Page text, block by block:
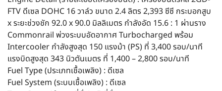
FTV ดีเซล DOHC 16 วาล์ว ขนาด 2.4 ลิตร 2,393 ซีซี กระบอกสูบ
x ระยะช่วงชัก 92.0 x 90.0 มิลลิเมตร กำลังอัด 15.6 : 1 ผ่านราง
Commonrail พ่วงระบบอัดอากาศ Turbocharged พร้อม
Intercooler กำลังสูงสุด 150 แรงม้า (PS) ที่ 3,400 รอบ/นาที
แรงบิดสูงสุด 343 นิวตันเมตร ที่ 1,400 – 2,800 รอบ/นาที
Fuel Type (ประเภทเชื้อเพลิง) : ดีเซล
Fuel System (ระบบเชื้อเพลิง) : ดีเซล